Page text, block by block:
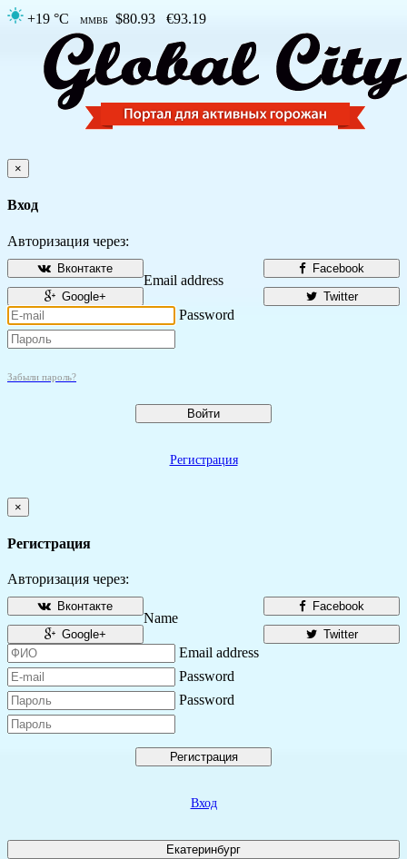
+19 °C ММВБ $80.93 €93.19
×
Вход
Авторизация через:
Facebook
Вконтакте
Twitter
Google+
Email address
Password
Забыли пароль?
Войти
Регистрация
×
Регистрация
Авторизация через:
Facebook
Вконтакте
Twitter
Google+
Name
Email address
Password
Password
Регистрация
Вход
Екатеринбург